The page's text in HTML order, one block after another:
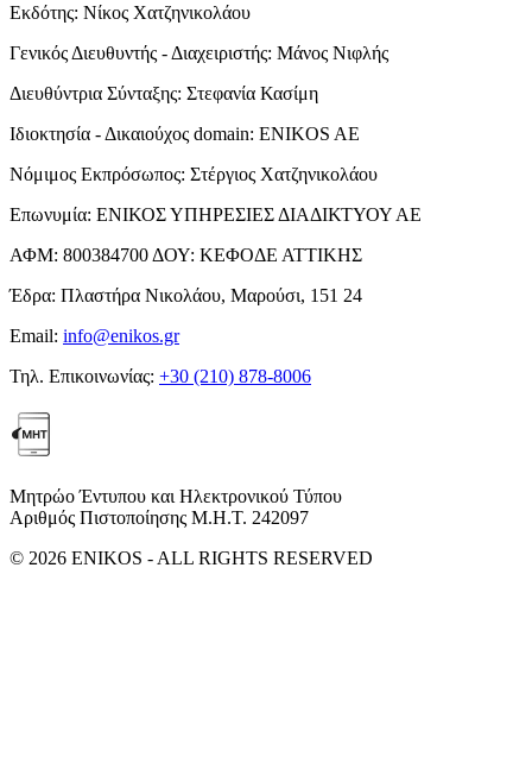
Εκδότης: Νίκος Χατζηνικολάου
Γενικός Διευθυντής - Διαχειριστής: Μάνος Νιφλής
Διευθύντρια Σύνταξης: Στεφανία Κασίμη
Ιδιοκτησία - Δικαιούχος domain: ENIKOS AE
Νόμιμος Εκπρόσωπος: Στέργιος Χατζηνικολάου
Επωνυμία: ΕΝΙΚΟΣ ΥΠΗΡΕΣΙΕΣ ΔΙΑΔΙΚΤΥΟΥ ΑΕ
ΑΦΜ: 800384700 ΔΟΥ: ΚΕΦΟΔΕ ΑΤΤΙΚΗΣ
Έδρα: Πλαστήρα Νικολάου, Μαρούσι, 151 24
Email: info@enikos.gr
Τηλ. Επικοινωνίας: +30 (210) 878-8006
Μητρώο Έντυπου και Ηλεκτρονικού Τύπου
Αριθμός Πιστοποίησης Μ.Η.Τ. 242097
© 2026 ENIKOS - ALL RIGHTS RESERVED